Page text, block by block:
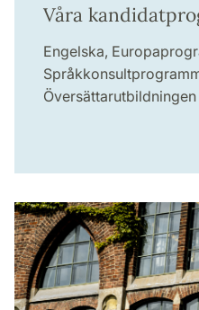
Våra
Engelska,
Översättarutbildningen